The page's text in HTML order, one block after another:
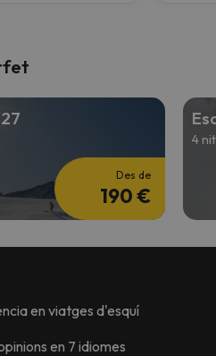
Des de
190 €
4
en viatges d'esquí
en 7 idiomes